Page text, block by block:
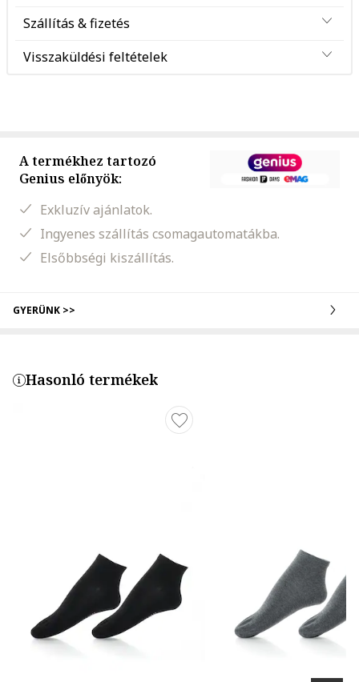
Szállítás & fizetés
Visszaküldési feltételek
A termékhez tartozó
Genius előnyök:
Exkluzív ajánlatok.
Ingyenes szállítás csomagautomatákba.
Elsőbbségi kiszállítás.
GYERÜNK >>
Hasonló termékek